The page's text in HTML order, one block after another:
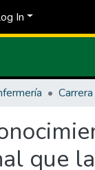
In
que